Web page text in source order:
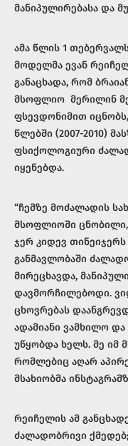
მანიპულირებასა და
ამა წლის 1
მოდელმა ევან
განაცხადა, რომ
მსოფლიო მერილინ
ფსევდონიმით
წლებში (2007-2010)
ფსიქოლოგიური
იყენებდა.
“ჩემზე მოძალადის
მსოფლიოში
ჯერ კიდევ
განმავლობაში
მირეცხავდა,
დავმორჩილებოდი.
ცხოვრებას
ადამიანი ვამხილო
უწყობდა ხელს. მე იმ
რომლებიც აღარ
მსახიობმა
რეიჩელის ამ
ძალადობრივი